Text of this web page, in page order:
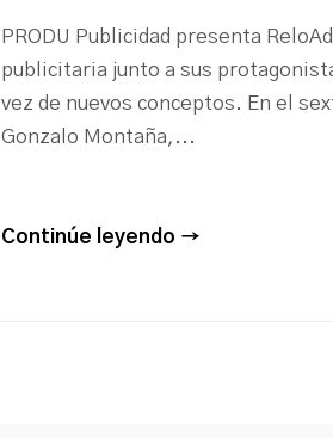
PRODU Publicidad presenta
publicitaria junto a sus
vez de nuevos conceptos. En el
Gonzalo Montaña,...
Continúe leyendo →